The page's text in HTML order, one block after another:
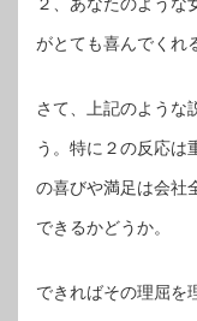
がとても喜んでくれ
さて、上記のような
う。特に２の反応は
の喜びや満足は会社
できるかどうか。
できればその理屈を